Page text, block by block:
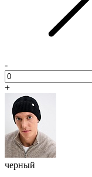
-
+
черный